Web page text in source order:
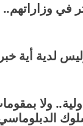
وزاراتهم..
لدية أية
ولا